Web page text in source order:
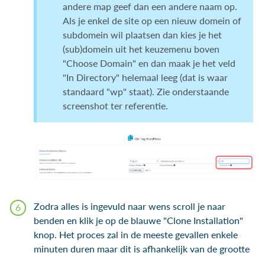
andere map geef dan een andere naam op.
Als je enkel de site op een nieuw domein of
subdomein wil plaatsen dan kies je het
(sub)domein uit het keuzemenu boven
"Choose Domain" en dan maak je het veld
"In Directory" helemaal leeg (dat is waar
standaard "wp" staat). Zie onderstaande
screenshot ter referentie.
Zodra alles is ingevuld naar wens scroll je naar
benden en klik je op de blauwe "Clone Installation"
knop. Het proces zal in de meeste gevallen enkele
minuten duren maar dit is afhankelijk van de grootte